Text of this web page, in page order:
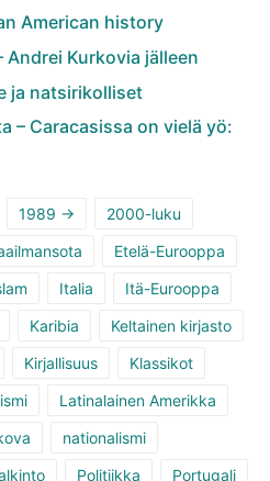
American history
Andrei Kurkovia jälleen
ja natsirikolliset
– Caracasissa on vielä yö:
1989 ->
2000-luku
Etelä-Eurooppa
Italia
Itä-Eurooppa
Karibia
Keltainen kirjasto
Kirjallisuus
Klassikot
Latinalainen Amerikka
nationalismi
Politiikka
Portugali